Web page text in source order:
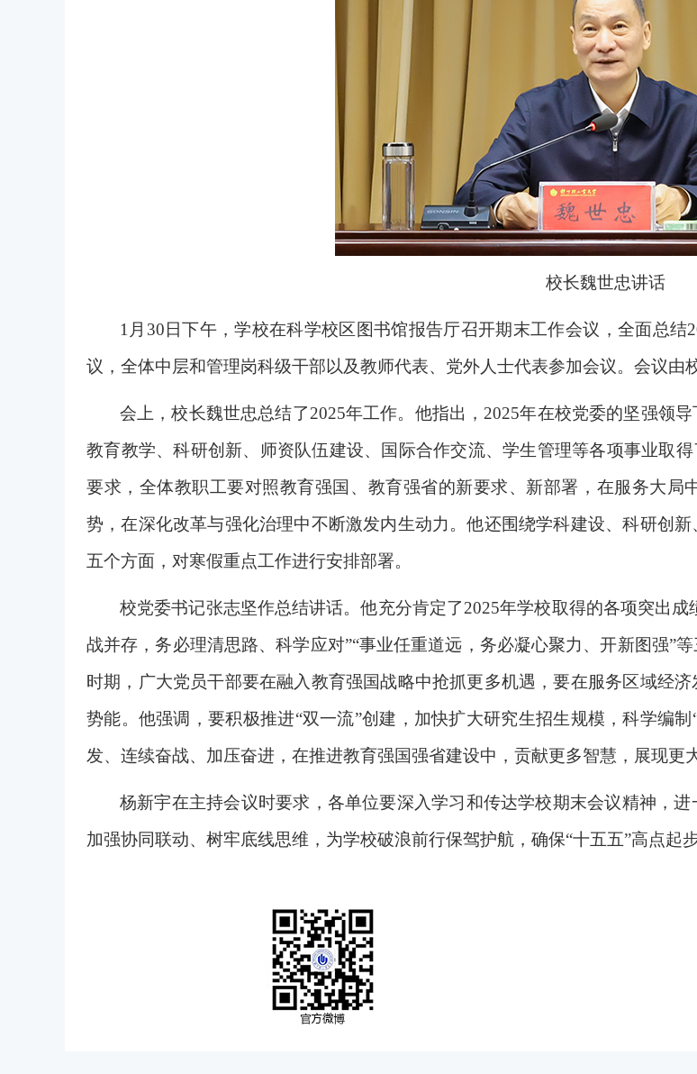
校长魏世忠讲话
1 月30日下午，学校在科学校区图书馆报告厅召开期末工作会议，全面总
议，全体中层和管理岗科级干部以及教师代表、党外人士代表参加会议。会议由
会上，校长魏世忠总结了2025年工作。他指出，2025年在校党委的坚强领
教育教学、科研创新、师资队伍建设、国际合作交流、学生管理等各项事业取
要求，全体教职工要对照教育强国、教育强省的新要求、新部署，在服务大
势，在深化改革与强化治理中不断激发内生动力。他还围绕学科建设、科研创
五个方面，对寒假重点工作进行安排部署。
校党委书记张志坚作总结讲话。他充分肯定了2025年学校取得的各项突出
战并存，务必理清思路、科学应对”“事业任重道远，务必凝心聚力、开新图强”
时期，广大党员干部要在融入教育强国战略中抢抓更多机遇，要在服务区域经
势能。他强调，要积极推进“双一流”创建，加快扩大研究生招生规模，科学编
发、连续奋战、加压奋进，在推进教育强国强省建设中，贡献更多智慧，展现更
杨新宇在主持会议时要求，各单位要深入学习和传达学校期末会议精神，
加强协同联动、树牢底线思维，为学校破浪前行保驾护航，确保“十五五”高点起